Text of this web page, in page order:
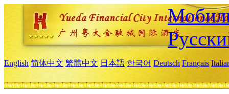
English 简体中文 繁體中文 日本語 한국어 Deutsch Français